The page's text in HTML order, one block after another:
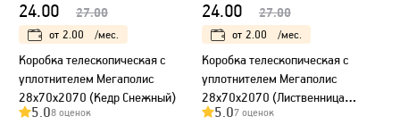
24.00 27.00
от 2.00 /мес.
Коробка телескопическая с
уплотнителем Мегаполис
28х70х2070 (Кедр Снежный)
5.08 оценок
24.00 27.00
от 2.00 /мес.
Коробка телескопическая с
уплотнителем Мегаполис
28х70х2070 (Лиственница
Мокко)
5.07 оценок